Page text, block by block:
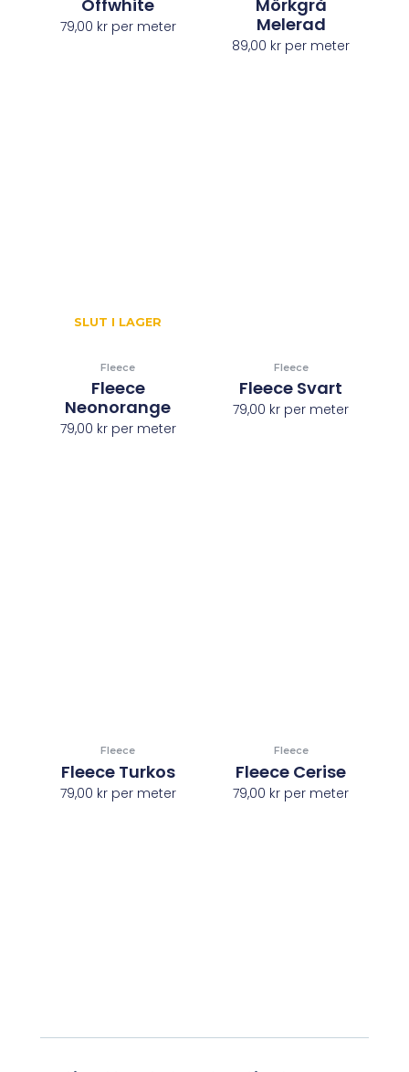
Offwhite
79,00 krper meter
Mörkgrå
Melerad
89,00 kr per meter
SLUT I LAGER
Fleece
Fleece
Neonorange
79,00 krper meter
Fleece
Fleece Svart
79,00 kr per meter
Fleece
Fleece Turkos
79,00 krper meter
Fleece
Fleece Cerise
79,00 kr per meter